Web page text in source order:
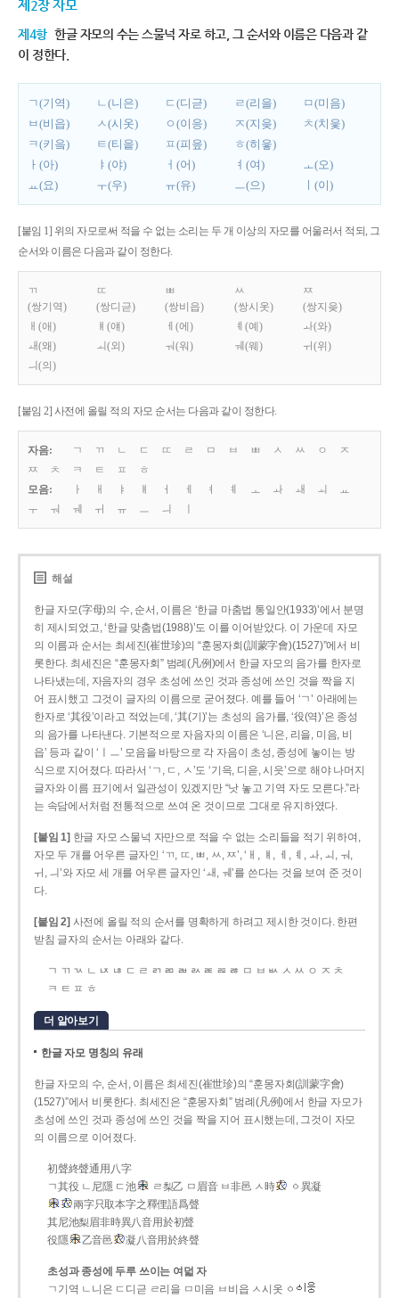
제2장 자모
제4항 한글 자모의 수는 스물넉 자로 하고, 그 순서와 이름은 다음과 같
이 정한다.
ㄱ(기역) ㄴ(니은) ㄷ(디귿) ㄹ(리을)
ㅁ(미음)
ㅂ(비읍)
ㅅ(시옷) ㅇ(이응) ㅈ(지읒)
ㅊ(치읓)
ㅋ(키읔)
ㅌ(티읕) ㅍ(피읖)
ㅎ(히읗)
ㅏ(아)
ㅑ(야) ㅓ(어) ㅕ(여)
ㅗ(오)
ㅛ(요)
ㅜ(우) ㅠ(유) ㅡ(으) ㅣ(이)
[붙임 1] 위의 자모로써 적을 수 없는 소리는 두 개 이상의 자모를 어울러서 적되, 그
순서와 이름은 다음과 같이 정한다.
ㄲ
(쌍기역)
ㄸ
(쌍디귿)
ㅃ
(쌍비읍)
ㅆ
(쌍시옷)
ㅉ
(쌍지읒)
ㅐ(애)
ㅒ(얘) ㅔ(에) ㅖ(예)
ㅘ(와)
ㅙ(왜)
ㅚ(외) ㅝ(워) ㅞ(웨)
ㅟ(위)
ㅢ(의)
[붙임 2] 사전에 올릴 적의 자모 순서는 다음과 같이 정한다.
자음: ㄱ ㄲ ㄴ ㄷ ㄸ ㄹ ㅁ ㅂ ㅃ ㅅ ㅆ ㅇ
ㅈ
ㅉ
ㅊ ㅋ ㅌ ㅍ
ㅎ
모음:
ㅏ ㅐ ㅑ ㅒ ㅓ ㅔ ㅕ ㅖ ㅗ ㅘ ㅙ ㅚ
ㅛ
ㅜ
ㅝ ㅞ ㅟ ㅠ ㅡ ㅢ
해설
한글 자모(字母)의 수, 순서, 이름은 ‘한글 마춤법 통일안(1933)’에서 분명
히 제시되었고, ‘한글 맞춤법(1988)’도 이를 이어받았다. 이 가운데 자모
의 이름과 순서는 최세진(崔世珍)의 “훈몽자회(訓蒙字會)(1527)”에서 비
롯한다. 최세진은 “훈몽자회” 범례(凡例)에서 한글 자모의 음가를 한자로
나타냈는데, 자음자의 경우 초성에 쓰인 것과 종성에 쓰인 것을 짝을 지
어 표시했고 그것이 글자의 이름으로 굳어졌다. 예를 들어 ‘ㄱ’ 아래에는
한자로 ‘其役’이라고 적었는데, ‘其(기)’는 초성의 음가를, ‘役(역)’은 종성
의 음가를 나타낸다. 기본적으로 자음자의 이름은 ‘니은, 리을, 미음, 비
읍’ 등과 같이 ‘ㅣㅡ’ 모음을 바탕으로 각 자음이 초성, 종성에 놓이는 방
식으로 지어졌다. 따라서 ‘ㄱ, ㄷ, ㅅ’도 ‘기윽, 디읃, 시읏’으로 해야 나머지
글자와 이름 표기에서 일관성이 있겠지만 “낫 놓고 기역 자도 모른다.”라
는 속담에서처럼 전통적으로 쓰여 온 것이므로 그대로 유지하였다.
[붙임 1] 한글 자모 스물넉 자만으로 적을 수 없는 소리들을 적기 위하여,
자모 두 개를 어우른 글자인 ‘ㄲ, ㄸ, ㅃ, ㅆ, ㅉ’, ‘ㅐ, ㅒ, ㅔ, ㅖ, ㅘ, ㅚ, ㅝ,
ㅟ, ㅢ’와 자모 세 개를 어우른 글자인 ‘ㅙ, ㅞ’를 쓴다는 것을 보여 준 것이
다.
[붙임 2] 사전에 올릴 적의 순서를 명확하게 하려고 제시한 것이다. 한편
받침 글자의 순서는 아래와 같다.
ㄱ ㄲ ㄳ ㄴ ㄵ ㄶ ㄷ ㄹ ㄺ ㄻ ㄼ ㄽ ㄾ ㄿ ㅀ ㅁ ㅂ ㅄ ㅅ ㅆ ㅇ ㅈ ㅊ
ㅋ ㅌ ㅍ ㅎ
더 알아보기
한글 자모 명칭의 유래
한글 자모의 수, 순서, 이름은 최세진(崔世珍)의 “훈몽자회(訓蒙字會)
(1527)”에서 비롯한다. 최세진은 “훈몽자회” 범례(凡例)에서 한글 자모가
초성에 쓰인 것과 종성에 쓰인 것을 짝을 지어 표시했는데, 그것이 자모
의 이름으로 이어졌다.
初聲終聲通用八字
ㄱ其役 ㄴ尼隱 ㄷ池
ㄹ梨乙 ㅁ眉音 ㅂ非邑 ㅅ時
ㆁ異凝
兩字只取本字之釋俚語爲聲
其尼池梨眉非時異八音用於初聲
役隱
乙音邑 凝八音用於終聲
초성과 종성에 두루 쓰이는 여덟 자
ㄱ기역 ㄴ니은 ㄷ디귿 ㄹ리을 ㅁ미음 ㅂ비읍 ㅅ시옷 ㆁ